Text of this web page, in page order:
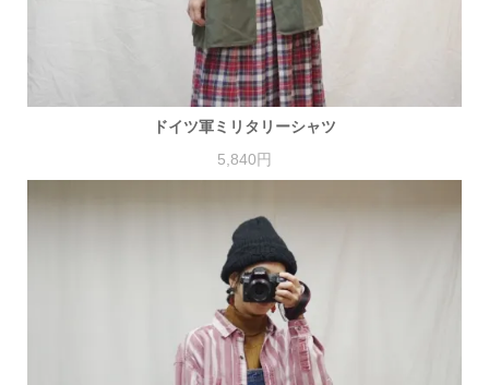
ドイツ軍ミリタリーシャツ
5,840円